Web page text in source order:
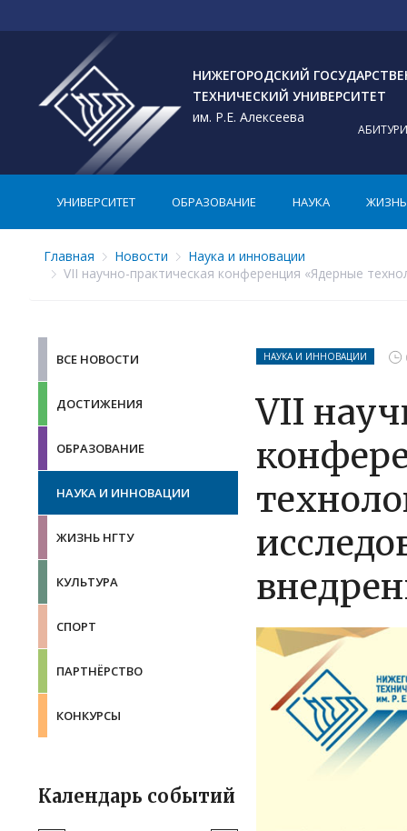
НИЖЕГОРОДСКИЙ
ТЕХНИЧЕСКИЙ УНИВЕРСИТЕТ
им. Р.Е. Алексеева
УНИВЕРСИТЕТ ОБРАЗОВАНИЕ НАУКА ЖИЗНЬ
Главная Новости
Наука и инновации
VII научно-практическая конференция «Ядерные
ВСЕ НОВОСТИ
ДОСТИЖЕНИЯ
ОБРАЗОВАНИЕ
НАУКА И ИННОВАЦИИ
ЖИЗНЬ НГТУ
КУЛЬТУРА
СПОРТ
ПАРТНЁРСТВО
КОНКУРСЫ
Календарь событий
НАУКА И ИННОВАЦИИ
VII